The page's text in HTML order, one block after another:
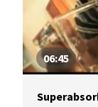
plísním,
06:45